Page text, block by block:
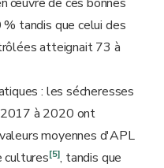
tandis que celui des
atteignait 73 à
: les sécheresses
2017 à 2020 ont
moyennes d'APL
cultures[5], tandis que